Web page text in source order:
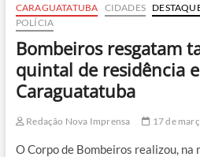
CARAGUATATUBA CIDADES
POLÍCIA
Bombeiros resgatam
quintal de residência
Caraguatatuba
Redação Nova Imprensa 17 de
O Corpo de Bombeiros realizou,